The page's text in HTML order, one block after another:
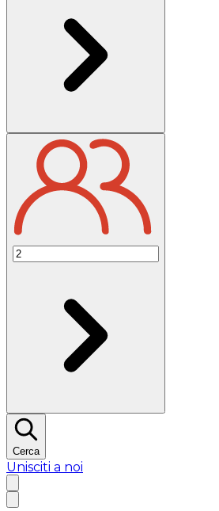
Cerca
Unisciti a noi